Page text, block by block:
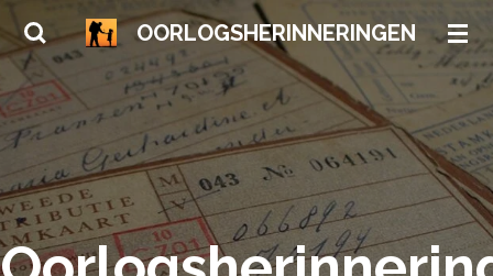
Ga
direct
naar
hoofdinhoud
OORLOGSHERINNERINGEN